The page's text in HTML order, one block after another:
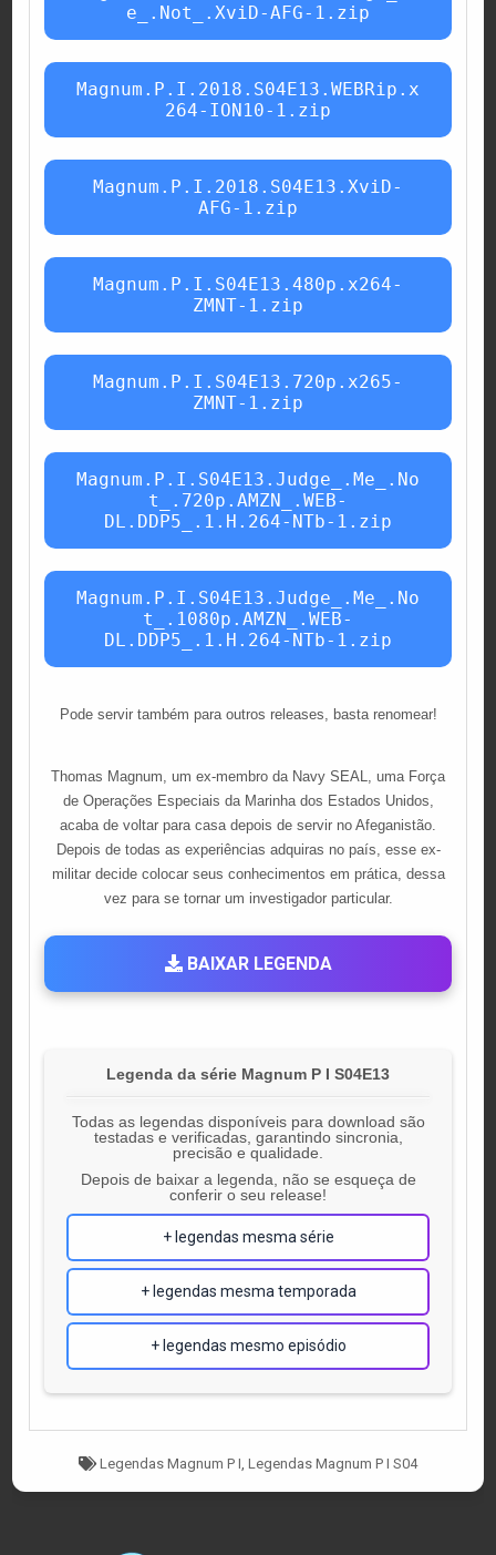
e_.Not_.XviD-AFG-1.zip
Magnum.P.I.2018.S04E13.WEBRip.x
264-ION10-1.zip
Magnum.P.I.2018.S04E13.XviD-
AFG-1.zip
Magnum.P.I.S04E13.480p.x264-
ZMNT-1.zip
Magnum.P.I.S04E13.720p.x265-
ZMNT-1.zip
Magnum.P.I.S04E13.Judge_.Me_.No
t_.720p.AMZN_.WEB-
DL.DDP5_.1.H.264-NTb-1.zip
Magnum.P.I.S04E13.Judge_.Me_.No
t_.1080p.AMZN_.WEB-
DL.DDP5_.1.H.264-NTb-1.zip
Pode servir também para outros releases, basta renomear!
Thomas Magnum, um ex-membro da Navy SEAL, uma Força
de Operações Especiais da Marinha dos Estados Unidos,
acaba de voltar para casa depois de servir no Afeganistão.
Depois de todas as experiências adquiras no país, esse ex-
militar decide colocar seus conhecimentos em prática, dessa
vez para se tornar um investigador particular.
BAIXAR LEGENDA
Legenda da série Magnum P I S04E13
Todas as legendas disponíveis para download são
testadas e verificadas, garantindo sincronia,
precisão e qualidade.
Depois de baixar a legenda, não se esqueça de
conferir o seu release!
+ legendas mesma série
+ legendas mesma temporada
+ legendas mesmo episódio
Tagged
Legendas Magnum P I Legendas Magnum P I S04